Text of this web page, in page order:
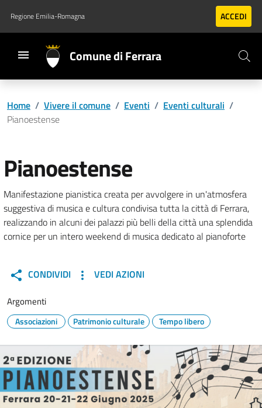
Vai al contenuto principale
Vai al footer
Regione Emilia-Romagna ACCEDI
Comune di Ferrara
Home / Vivere il comune / Eventi / Eventi culturali /
Pianoestense
Pianoestense
Manifestazione pianistica creata per avvolgere in un'atmosfera
suggestiva di musica e cultura condivisa tutta la città di Ferrara,
realizzando in alcuni dei palazzi più belli della città una splendida
cornice per un intero weekend di musica dedicato al pianoforte
CONDIVIDI VEDI AZIONI
Argomenti
Associazioni Patrimonio culturale Tempo libero